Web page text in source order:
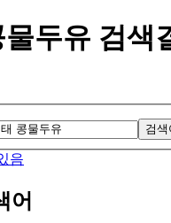
두유 검색
검색
음
어